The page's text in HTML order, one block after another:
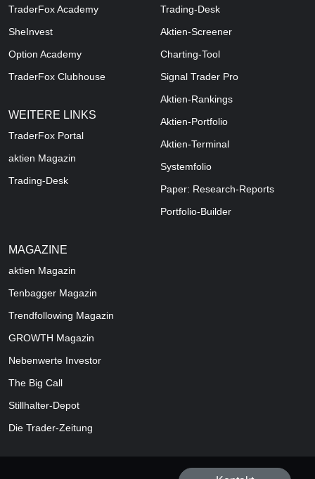
TraderFox Academy
SheInvest
Option Academy
TraderFox Clubhouse
WEITERE LINKS
TraderFox Portal
aktien Magazin
Trading-Desk
Trading-Desk
Aktien-Screener
Charting-Tool
Signal Trader Pro
Aktien-Rankings
Aktien-Portfolio
Aktien-Terminal
Systemfolio
Paper: Research-Reports
Portfolio-Builder
MAGAZINE
aktien Magazin
Tenbagger Magazin
Trendfollowing Magazin
GROWTH Magazin
Nebenwerte Investor
The Big Call
Stillhalter-Depot
Die Trader-Zeitung